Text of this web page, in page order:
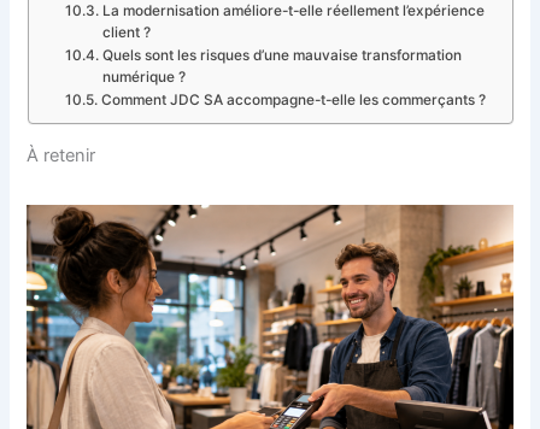
La modernisation améliore-t-elle réellement l’expérience
client ?
Quels sont les risques d’une mauvaise transformation
numérique ?
Comment JDC SA accompagne-t-elle les commerçants ?
À retenir